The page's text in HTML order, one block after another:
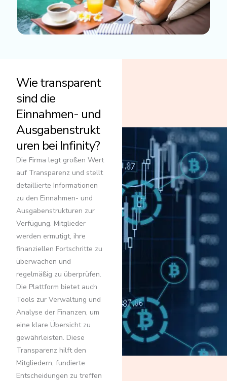
Wie transparent
sind die
Einnahmen- und
Ausgabenstrukt
uren bei Infinity?
Die Firma legt großen Wert
auf Transparenz und stellt
detaillierte Informationen
zu den Einnahmen- und
Ausgabenstrukturen zur
Verfügung. Mitglieder
werden ermutigt, ihre
finanziellen Fortschritte zu
überwachen und
regelmäßig zu überprüfen.
Die Plattform bietet auch
Tools zur Verwaltung und
Analyse der Finanzen, um
eine klare Übersicht zu
gewährleisten. Diese
Transparenz hilft den
Mitgliedern, fundierte
Entscheidungen zu treffen